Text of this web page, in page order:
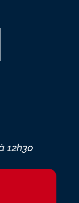
12h30